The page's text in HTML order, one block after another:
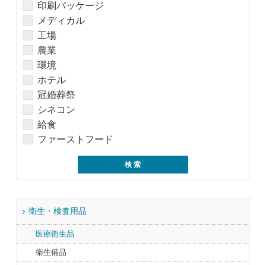
印刷パッケージ
メディカル
工場
農業
環境
ホテル
冠婚葬祭
シネコン
給食
ファーストフード
衛生・検査用品
医療衛生品
衛生備品